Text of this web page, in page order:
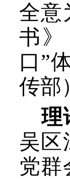
全意
书
口”
传部
理
吴区
党群